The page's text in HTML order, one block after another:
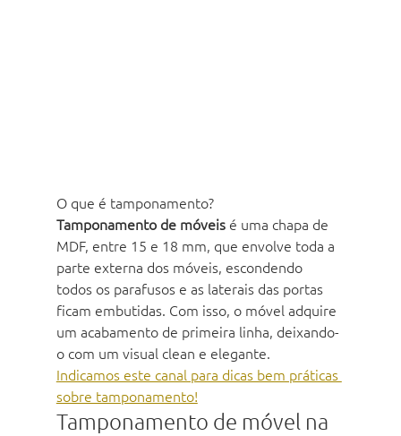
O que é tamponamento?
Tamponamento de móveis é uma chapa de
MDF, entre 15 e 18 mm, que envolve toda a
parte externa dos móveis, escondendo
todos os parafusos e as laterais das portas
ficam embutidas. Com isso, o móvel adquire
um acabamento de primeira linha, deixando-
o com um visual clean e elegante.
Indicamos este canal para dicas bem práticas
sobre tamponamento!
Tamponamento de móvel na